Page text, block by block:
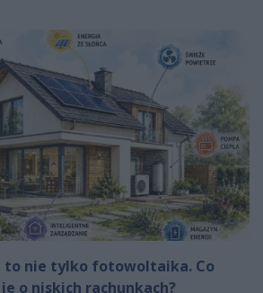
to nie tylko fotowoltaika. Co
o niskich rachunkach?